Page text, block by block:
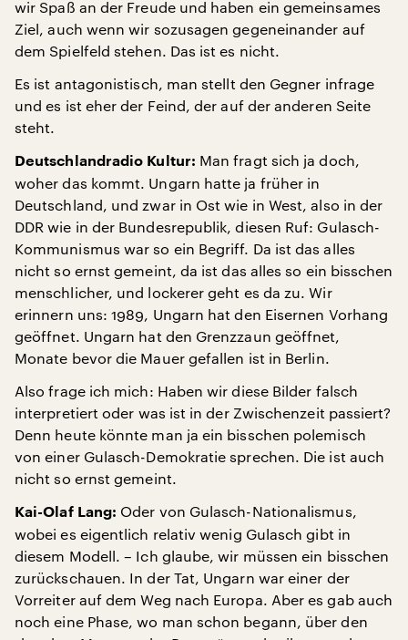
wir Spaß an der Freude und haben ein gemeinsames
Ziel, auch wenn wir sozusagen gegeneinander auf
dem Spielfeld stehen. Das ist es nicht.
Es ist antagonistisch, man stellt den Gegner infrage
und es ist eher der Feind, der auf der anderen Seite
steht.
Deutschlandradio Kultur: Man fragt sich ja doch,
woher das kommt. Ungarn hatte ja früher in
Deutschland, und zwar in Ost wie in West, also in der
DDR wie in der Bundesrepublik, diesen Ruf: Gulasch-
Kommunismus war so ein Begriff. Da ist das alles
nicht so ernst gemeint, da ist das alles so ein bisschen
menschlicher, und lockerer geht es da zu. Wir
erinnern uns: 1989, Ungarn hat den Eisernen Vorhang
geöffnet. Ungarn hat den Grenzzaun geöffnet,
Monate bevor die Mauer gefallen ist in Berlin.
Also frage ich mich: Haben wir diese Bilder falsch
interpretiert oder was ist in der Zwischenzeit passiert?
Denn heute könnte man ja ein bisschen polemisch
von einer Gulasch-Demokratie sprechen. Die ist auch
nicht so ernst gemeint.
Kai-Olaf Lang: Oder von Gulasch-Nationalismus,
wobei es eigentlich relativ wenig Gulasch gibt in
diesem Modell. – Ich glaube, wir müssen ein bisschen
zurückschauen. In der Tat, Ungarn war einer der
Vorreiter auf dem Weg nach Europa. Aber es gab auch
noch eine Phase, wo man schon begann, über den